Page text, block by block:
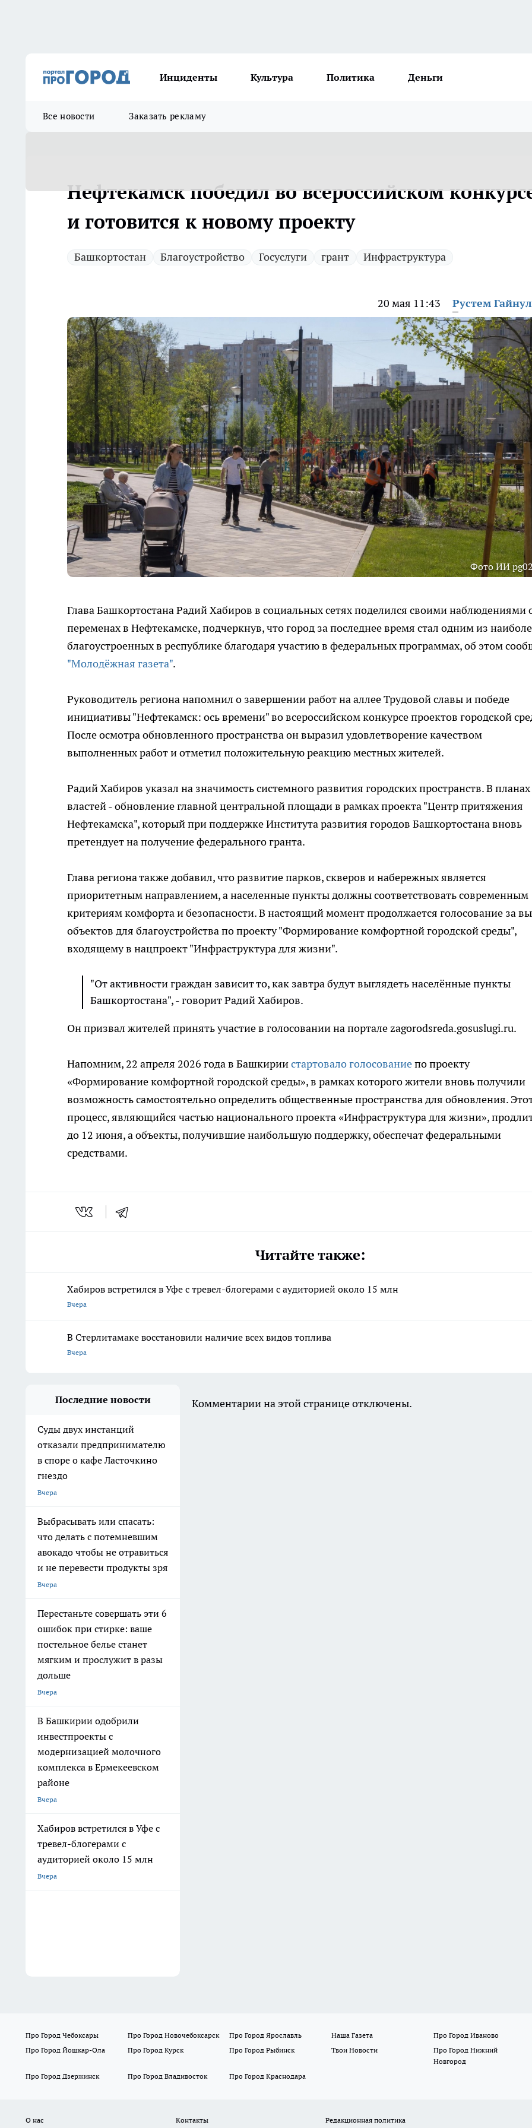
Инциденты Культура Политика Деньги
Все новости Заказать рекламу
Нефтекамск победил во всероссийском
и готовится к новому проекту
Башкортостан Благоустройство Госуслуги грант Инфраструктура
20 мая 11:43 Рустем
Фото ИИ
Глава Башкортостана Радий Хабиров в социальных сетях поделился своими наблюдениями
переменах в Нефтекамске, подчеркнув, что город за последнее время стал одним из
благоустроенных в республике благодаря участию в федеральных программах, об этом
"Молодёжная газета".
Руководитель региона напомнил о завершении работ на аллее Трудовой славы и победе
инициативы "Нефтекамск: ось времени" во всероссийском конкурсе проектов городской
После осмотра обновленного пространства он выразил удовлетворение качеством
выполненных работ и отметил положительную реакцию местных жителей.
Радий Хабиров указал на значимость системного развития городских пространств. В планах
властей - обновление главной центральной площади в рамках проекта "Центр притяжения
Нефтекамска", который при поддержке Института развития городов Башкортостана вновь
претендует на получение федерального гранта.
Глава региона также добавил, что развитие парков, скверов и набережных является
приоритетным направлением, а населенные пункты должны соответствовать современным
критериям комфорта и безопасности. В настоящий момент продолжается голосование за
объектов для благоустройства по проекту "Формирование комфортной городской среды",
входящему в нацпроект "Инфраструктура для жизни".
"От активности граждан зависит то, как завтра будут выглядеть населённые пункты
Башкортостана", - говорит Радий Хабиров.
Он призвал жителей принять участие в голосовании на портале zagorodsreda.gosuslugi.ru.
Напомним, 22 апреля 2026 года в Башкириистартовало голосованиепо проекту
«Формирование комфортной городской среды», в рамках которого жители вновь получили
возможность самостоятельно определить общественные пространства для обновления.
процесс, являющийся частью национального проекта «Инфраструктура для жизни»,
до 12 июня, а объекты, получившие наибольшую поддержку, обеспечат федеральными
средствами.
Читайте также:
Хабиров встретился в Уфе с тревел-блогерами с аудиторией около 15 млн
Вчера
В Стерлитамаке восстановили наличие всех видов топлива
Вчера
Последние новости
Суды двух инстанций
отказали предпринимателю
в споре о кафе Ласточкино
гнездо
Вчера
Выбрасывать или спасать:
что делать с потемневшим
авокадо чтобы не отравиться
и не перевести продукты зря
Вчера
Перестаньте совершать эти 6
ошибок при стирке: ваше
постельное белье станет
мягким и прослужит в разы
дольше
Вчера
В Башкирии одобрили
инвестпроекты с
модернизацией молочного
комплекса в Ермекеевском
районе
Вчера
Хабиров встретился в Уфе с
тревел-блогерами с
аудиторией около 15 млн
Вчера
Комментарии на этой странице отключены.
Про Город Чебоксары Про Город Новочебоксарск Про Город Ярославль Наша Газета
Про Город Иваново
Про Город Йошкар-Ола
Про Город Курск Про Город Рыбинск Твои Новости
Про Город Нижний
Новгород
Про Город Дзержинск
Про Город Владивосток Про Город Краснодара
О нас Контакты Редакционная политика